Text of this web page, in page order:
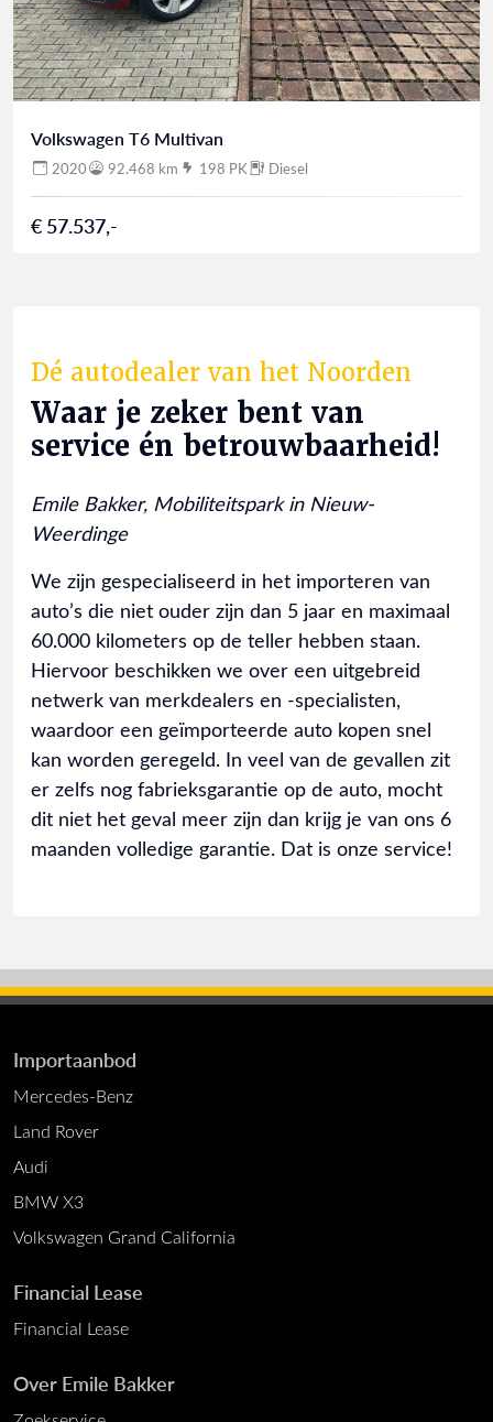
Volkswagen T6 Multivan
2020 92.468 km 198 PK Diesel
€ 57.537,-
Dé autodealer van het Noorden
Waar je zeker bent van
service én betrouwbaarheid!
Emile Bakker, Mobiliteitspark in Nieuw-
Weerdinge
We zijn gespecialiseerd in het importeren van
auto’s die niet ouder zijn dan 5 jaar en maximaal
60.000 kilometers op de teller hebben staan.
Hiervoor beschikken we over een uitgebreid
netwerk van merkdealers en -specialisten,
waardoor een geïmporteerde auto kopen snel
kan worden geregeld. In veel van de gevallen zit
er zelfs nog fabrieksgarantie op de auto, mocht
dit niet het geval meer zijn dan krijg je van ons 6
maanden volledige garantie. Dat is onze service!
Importaanbod
Mercedes-Benz
Land Rover
Audi
BMW X3
Volkswagen Grand California
Financial Lease
Financial Lease
Over Emile Bakker